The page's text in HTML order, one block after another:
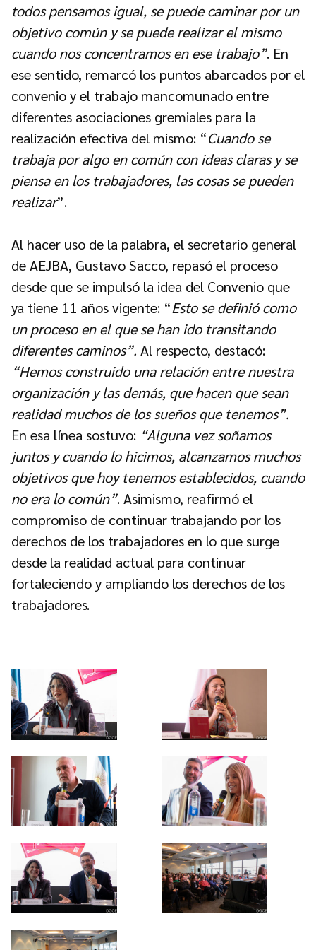
todos pensamos igual, se puede caminar por un
objetivo común y se puede realizar el mismo
cuando nos concentramos en ese trabajo”. En
ese sentido, remarcó los puntos abarcados por el
convenio y el trabajo mancomunado entre
diferentes asociaciones gremiales para la
realización efectiva del mismo: “Cuando se
trabaja por algo en común con ideas claras y se
piensa en los trabajadores, las cosas se pueden
realizar”.
Al hacer uso de la palabra, el secretario general
de AEJBA, Gustavo Sacco, repasó el proceso
desde que se impulsó la idea del Convenio que
ya tiene 11 años vigente: “Esto se definió como
un proceso en el que se han ido transitando
diferentes caminos”. Al respecto, destacó:
“Hemos construido una relación entre nuestra
organización y las demás, que hacen que sean
realidad muchos de los sueños que tenemos”.
En esa línea sostuvo: “Alguna vez soñamos
juntos y cuando lo hicimos, alcanzamos muchos
objetivos que hoy tenemos establecidos, cuando
no era lo común”. Asimismo, reafirmó el
compromiso de continuar trabajando por los
derechos de los trabajadores en lo que surge
desde la realidad actual para continuar
fortaleciendo y ampliando los derechos de los
trabajadores.